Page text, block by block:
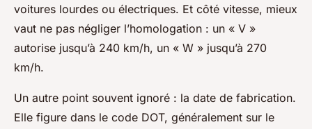
voitures lourdes ou électriques. Et côté vitesse, mieux
vaut ne pas négliger l’homologation : un « V »
autorise jusqu’à 240 km/h, un « W » jusqu’à 270
km/h.
Un autre point souvent ignoré : la date de fabrication.
Elle figure dans le code DOT, généralement sur le